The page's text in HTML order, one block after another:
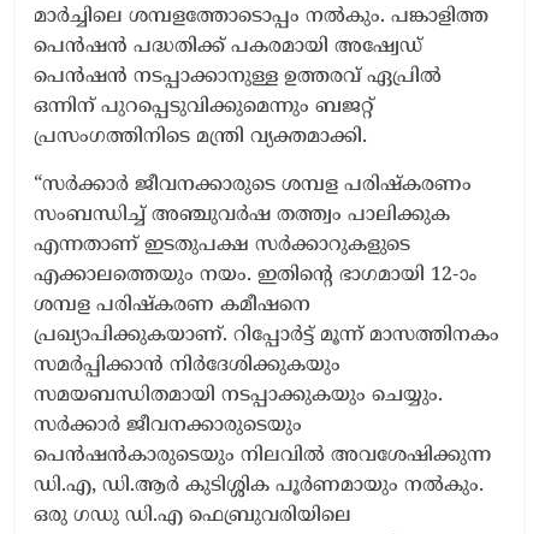
മാർച്ചിലെ ശമ്പളത്തോടൊപ്പം നൽകും. പങ്കാളിത്ത
പെൻഷൻ പദ്ധതിക്ക് പകരമായി അഷ്വേഡ്
പെൻഷൻ നടപ്പാക്കാനുള്ള ഉത്തരവ് ഏപ്രിൽ
ഒന്നിന് പുറപ്പെടുവിക്കുമെന്നും ബജറ്റ്
പ്രസംഗത്തിനിടെ മന്ത്രി വ്യക്തമാക്കി.
“സർക്കാർ ജീവനക്കാരുടെ ശമ്പള പരിഷ്കരണം
സംബന്ധിച്ച് അഞ്ചുവർഷ തത്ത്വം പാലിക്കുക
എന്നതാണ് ഇടതുപക്ഷ സർക്കാറുകളുടെ
എക്കാലത്തെയും നയം. ഇതിന്‍റെ ഭാഗമായി 12-ാം
ശമ്പള പരിഷ്കരണ കമീഷനെ
പ്രഖ്യാപിക്കുകയാണ്. റിപ്പോർട്ട് മൂന്ന് മാസത്തിനകം
സമർപ്പിക്കാൻ നിർദേശിക്കുകയും
സമയബന്ധിതമായി നടപ്പാക്കുകയും ചെയ്യും.
സർക്കാർ ജീവനക്കാരുടെയും
പെൻഷൻകാരുടെയും നിലവിൽ അവശേഷിക്കുന്ന
ഡി.എ, ഡി.ആർ കുടിശ്ശിക പൂർണമായും നൽകും.
ഒരു ഗഡു ഡി.എ ഫെബ്രുവരിയിലെ